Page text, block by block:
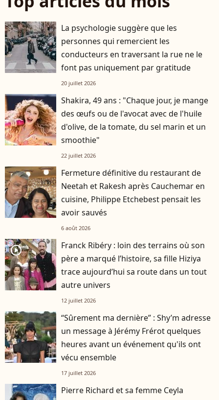
La psychologie suggère que les
personnes qui remercient les
conducteurs en traversant la rue ne le
font pas uniquement par gratitude
20 juillet 2026
Shakira, 49 ans : "Chaque jour, je mange
des œufs ou de l'avocat avec de l'huile
d'olive, de la tomate, du sel marin et un
smoothie"
22 juillet 2026
Fermeture définitive du restaurant de
Neetah et Rakesh après Cauchemar en
cuisine, Philippe Etchebest pensait les
avoir sauvés
6 août 2026
player2
Franck Ribéry : loin des terrains où son
père a marqué l’histoire, sa fille Hiziya
trace aujourd’hui sa route dans un tout
autre univers
12 juillet 2026
“Sûrement ma dernière” : Shy’m adresse
un message à Jérémy Frérot quelques
heures avant un événement qu'ils ont
vécu ensemble
17 juillet 2026
Pierre Richard et sa femme Ceyla